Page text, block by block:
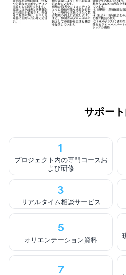
サポー
1
プロジェクト内の専門コースお
よび研修
3
リアルタイム相談サービス
5
オリエンテーション資料
7